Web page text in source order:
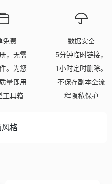
免费
，无需
。为您
量即用
工具箱
数据安全
5分钟临时链接，
1小时定时删除。
不保存副本全流
程隐私保护
格